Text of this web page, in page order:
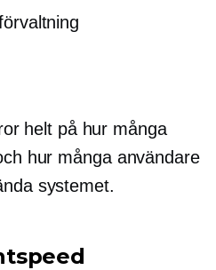
helt på hur många
hur många användare
systemet.